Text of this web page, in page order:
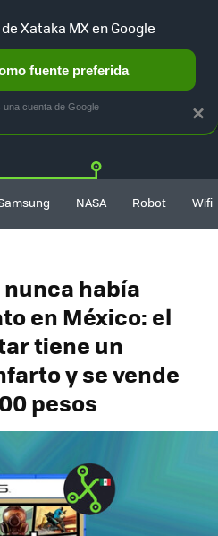
MERCADO LIBRE
NASA Robot Wifi
nunca había
en México: el
tiene un
y se vende
pesos
×
Xataka MX en Google
fuente preferida
una cuenta de Google